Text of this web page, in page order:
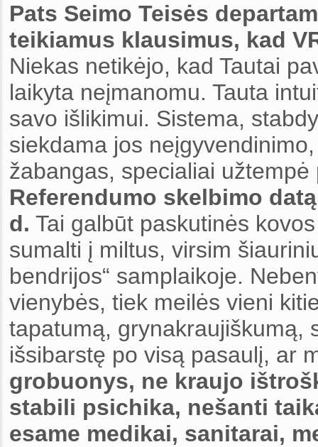
Pats Seimo Teisės
teikiamus klausimus, kad
Niekas netikėjo, kad Tautai
laikyta neįmanomu. Tauta
savo išlikimui. Sistema,
siekdama jos
žabangas, specialiai
Referendumo skelbimo
d. Tai galbūt paskutinės
sumalti į miltus, virsim
bendrijos“ samplaikoje.
vienybės, tiek meilės vieni
tapatumą, grynakraujiškumą,
išsibarstę po visą pasaulį, ar
grobuonys, ne kraujo
stabili psichika, nešanti
esame medikai, sanitarai,